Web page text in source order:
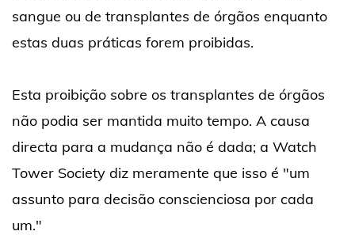
sangue ou de transplantes de órgãos enquanto
estas duas práticas forem proibidas.
Esta proibição sobre os transplantes de órgãos
não podia ser mantida muito tempo. A causa
directa para a mudança não é dada; a Watch
Tower Society diz meramente que isso é "um
assunto para decisão conscienciosa por cada
um."